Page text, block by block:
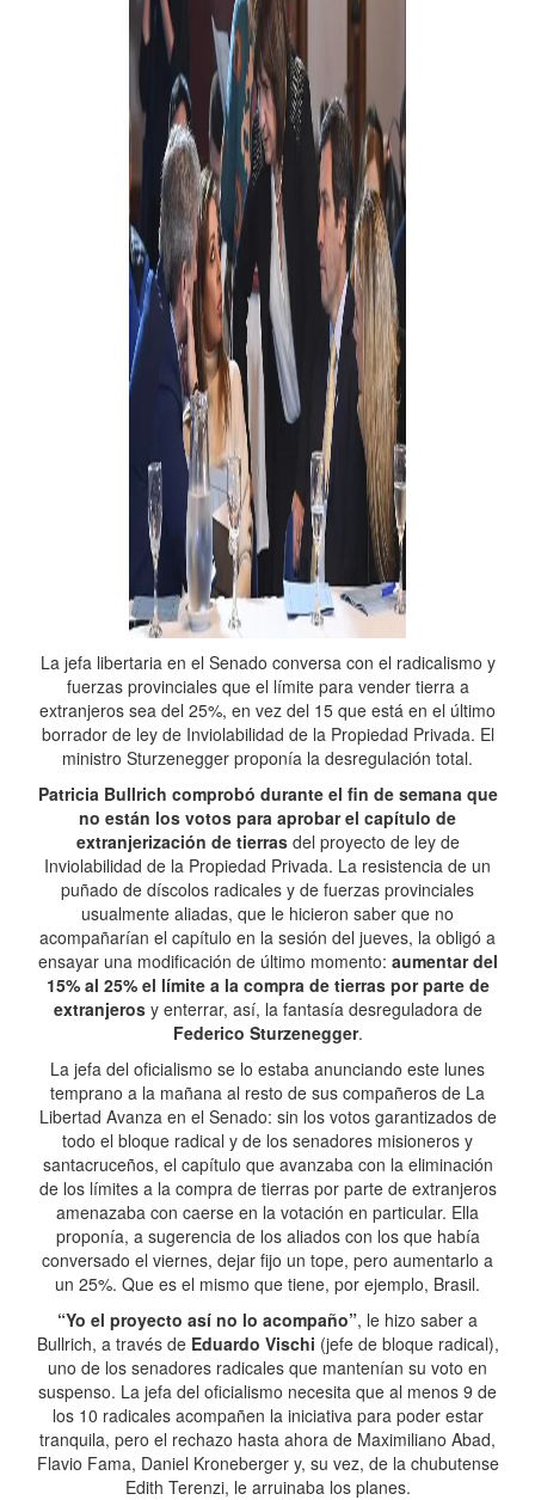
La jefa libertaria en el Senado conversa con el radicalismo y
fuerzas provinciales que el límite para vender tierra a
extranjeros sea del 25%, en vez del 15 que está en el último
borrador de ley de Inviolabilidad de la Propiedad Privada. El
ministro Sturzenegger proponía la desregulación total.
Patricia Bullrich comprobó durante el fin de semana que
no están los votos para aprobar el capítulo de
extranjerización de tierrasdel proyecto de ley de
Inviolabilidad de la Propiedad Privada. La resistencia de un
puñado de díscolos radicales y de fuerzas provinciales
usualmente aliadas, que le hicieron saber que no
acompañarían el capítulo en la sesión del jueves, la obligó a
ensayar una modificación de último momento: aumentar del
15% al 25% el límite a la compra de tierras por parte de
extranjerosy enterrar, así, la fantasía desreguladora de
Federico Sturzenegger.
La jefa del oficialismo se lo estaba anunciando este lunes
temprano a la mañana al resto de sus compañeros de La
Libertad Avanza en el Senado: sin los votos garantizados de
todo el bloque radical y de los senadores misioneros y
santacruceños, el capítulo que avanzaba con la eliminación
de los límites a la compra de tierras por parte de extranjeros
amenazaba con caerse en la votación en particular. Ella
proponía, a sugerencia de los aliados con los que había
conversado el viernes, dejar fijo un tope, pero aumentarlo a
un 25%. Que es el mismo que tiene, por ejemplo, Brasil.
“Yo el proyecto así no lo acompaño”, le hizo saber a
Bullrich, a través de Eduardo Vischi (jefe de bloque radical),
uno de los senadores radicales que mantenían su voto en
suspenso. La jefa del oficialismo necesita que al menos 9 de
los 10 radicales acompañen la iniciativa para poder estar
tranquila, pero el rechazo hasta ahora de Maximiliano Abad,
Flavio Fama, Daniel Kroneberger y, su vez, de la chubutense
Edith Terenzi, le arruinaba los planes.